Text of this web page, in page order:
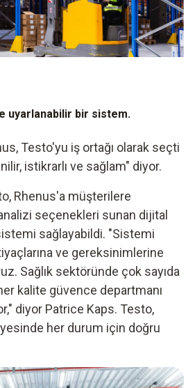
uyarlanabilir bir sistem.
Testo'yu iş ortağı olarak seçti
istikrarlı ve sağlam" diyor.
Rhenus'a müşterilere
seçenekleri sunan dijital
sağlayabildi. "Sistemi
ve gereksinimlerine
Sağlık sektöründe çok sayıda
kalite güvence departmanı
diyor Patrice Kaps. Testo,
her durum için doğru